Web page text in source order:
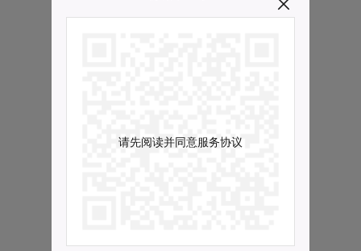
请先阅读并同意服务协议